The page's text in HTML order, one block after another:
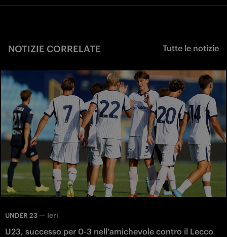
NOTIZIE CORRELATE Tutte le notizie
UNDER 23 — Ieri
U23, successo per 0-3 nell'amichevole contro il Lecco